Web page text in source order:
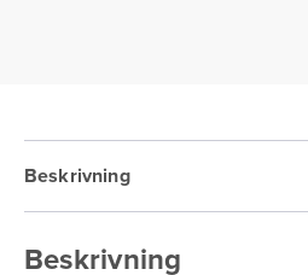
Beskrivning
Beskrivning